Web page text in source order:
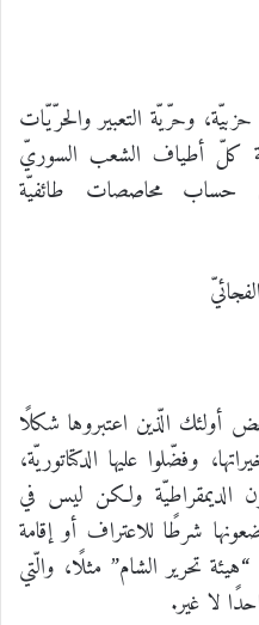
وحرّيّة التعبير والحرّيّات
كلّ أطياف الشعب السوريّ
محاصصات طائفيّة
أولئك الّذين اعتبروها شكلًا
وفضّلوا عليها الدكتاتوريّة،
الديمقراطيّة ولكن ليس في
شرطًا للاعتراف أو إقامة
تحرير الشام” مثلًا، والّتي
لا غير.